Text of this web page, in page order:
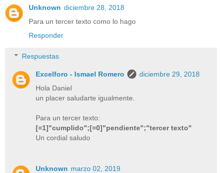
Unknown diciembre 28, 2018
Para un tercer texto como lo hago
Responder
Respuestas
Excelforo - Ismael Romero
diciembre 29, 2018
Hola Daniel
un placer saludarte igualmente.
Para un tercer texto:
[=1]"cumplido";[=0]"pendiente";"tercer texto"
Un cordial saludo
Unknown marzo 02, 2019